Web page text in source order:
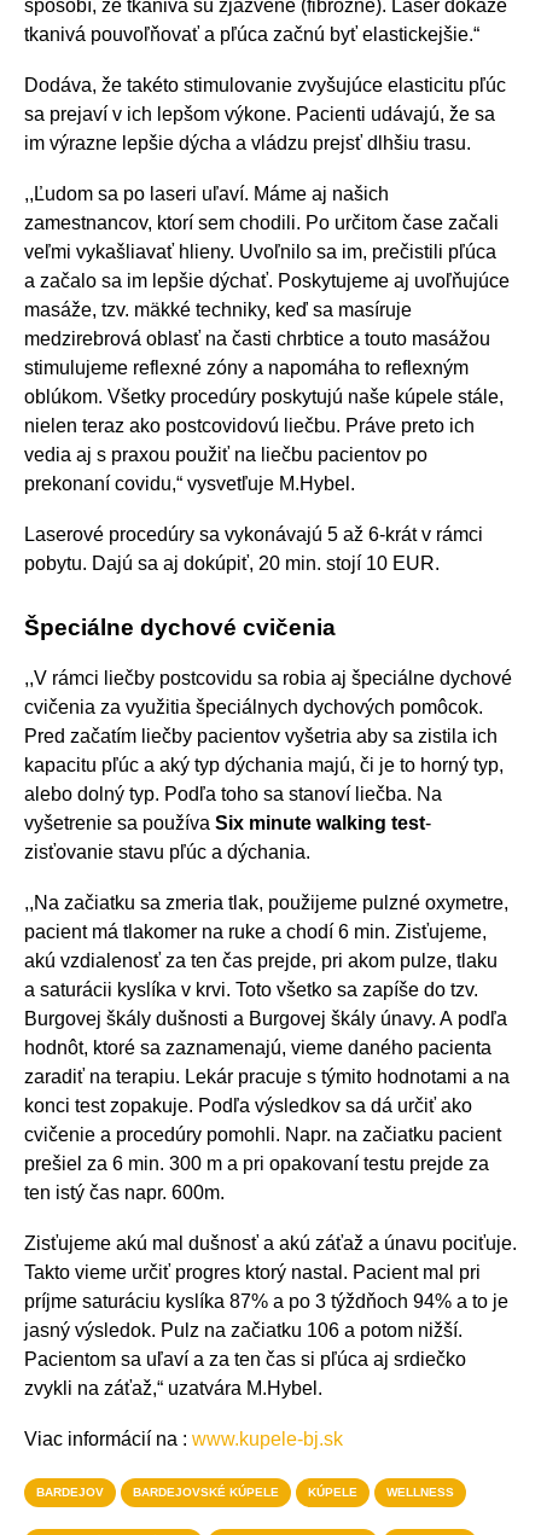
spôsobí, že tkanivá sú zjazvené (fibrózne). Laser dokáže
tkanivá pouvoľňovať a pľúca začnú byť elastickejšie.“
Dodáva, že takéto stimulovanie zvyšujúce elasticitu pľúc
sa prejaví v ich lepšom výkone. Pacienti udávajú, že sa
im výrazne lepšie dýcha a vládzu prejsť dlhšiu trasu.
,,Ľudom sa po laseri uľaví. Máme aj našich
zamestnancov, ktorí sem chodili. Po určitom čase začali
veľmi vykašliavať hlieny. Uvoľnilo sa im, prečistili pľúca
a začalo sa im lepšie dýchať. Poskytujeme aj uvoľňujúce
masáže, tzv. mäkké techniky, keď sa masíruje
medzirebrová oblasť na časti chrbtice a touto masážou
stimulujeme reflexné zóny a napomáha to reflexným
oblúkom. Všetky procedúry poskytujú naše kúpele stále,
nielen teraz ako postcovidovú liečbu. Práve preto ich
vedia aj s praxou použiť na liečbu pacientov po
prekonaní covidu,“ vysvetľuje M.Hybel.
Laserové procedúry sa vykonávajú 5 až 6-krát v rámci
pobytu. Dajú sa aj dokúpiť, 20 min. stojí 10 EUR.
Špeciálne dychové cvičenia
,,V rámci liečby postcovidu sa robia aj špeciálne dychové
cvičenia za využitia špeciálnych dychových pomôcok.
Pred začatím liečby pacientov vyšetria aby sa zistila ich
kapacitu pľúc a aký typ dýchania majú, či je to horný typ,
alebo dolný typ. Podľa toho sa stanoví liečba. Na
vyšetrenie sa používa Six minute walking test-
zisťovanie stavu pľúc a dýchania.
,,Na začiatku sa zmeria tlak, použijeme pulzné oxymetre,
pacient má tlakomer na ruke a chodí 6 min. Zisťujeme,
akú vzdialenosť za ten čas prejde, pri akom pulze, tlaku
a saturácii kyslíka v krvi. Toto všetko sa zapíše do tzv.
Burgovej škály dušnosti a Burgovej škály únavy. A podľa
hodnôt, ktoré sa zaznamenajú, vieme daného pacienta
zaradiť na terapiu. Lekár pracuje s týmito hodnotami a na
konci test zopakuje. Podľa výsledkov sa dá určiť ako
cvičenie a procedúry pomohli. Napr. na začiatku pacient
prešiel za 6 min. 300 m a pri opakovaní testu prejde za
ten istý čas napr. 600m.
Zisťujeme akú mal dušnosť a akú záťaž a únavu pociťuje.
Takto vieme určiť progres ktorý nastal. Pacient mal pri
príjme saturáciu kyslíka 87% a po 3 týždňoch 94% a to je
jasný výsledok. Pulz na začiatku 106 a potom nižší.
Pacientom sa uľaví a za ten čas si pľúca aj srdiečko
zvykli na záťaž,“ uzatvára M.Hybel.
Viac informácií na : www.kupele-bj.sk
BARDEJOV BARDEJOVSKÉ KÚPELE KÚPELE WELLNESS